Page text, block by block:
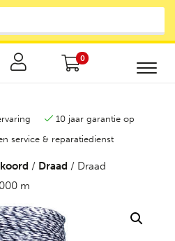
0
10 jaar garantie op
service & reparatiedienst
/ Draad / Draad
m